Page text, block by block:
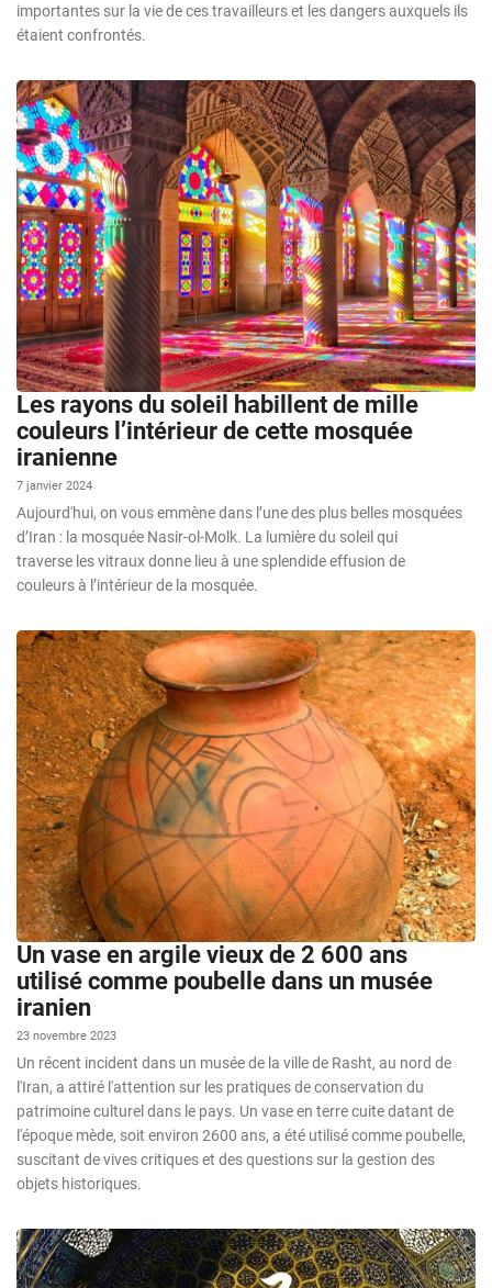
importantes sur la vie de ces travailleurs et les dangers auxquels ils
étaient confrontés.
Les rayons du soleil habillent de mille
couleurs l’intérieur de cette mosquée
iranienne
7 janvier 2024
Aujourd'hui, on vous emmène dans l’une des plus belles mosquées
d’Iran : la mosquée Nasir-ol-Molk. La lumière du soleil qui
traverse les vitraux donne lieu à une splendide effusion de
couleurs à l’intérieur de la mosquée.
Un vase en argile vieux de 2 600 ans
utilisé comme poubelle dans un musée
iranien
23 novembre 2023
Un récent incident dans un musée de la ville de Rasht, au nord de
l'Iran, a attiré l'attention sur les pratiques de conservation du
patrimoine culturel dans le pays. Un vase en terre cuite datant de
l'époque mède, soit environ 2600 ans, a été utilisé comme poubelle,
suscitant de vives critiques et des questions sur la gestion des
objets historiques.